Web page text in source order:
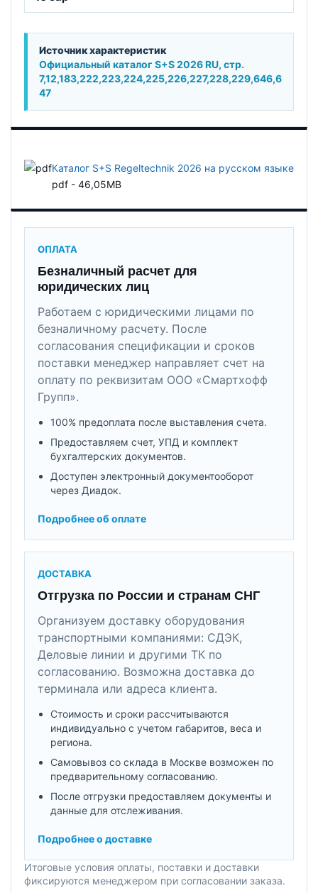
Источник характеристик
Официальный каталог S+S 2026 RU, стр.
7,12,183,222,223,224,225,226,227,228,229,646,6
47
Каталог S+S Regeltechnik 2026 на русском языке
pdf - 46,05MB
ОПЛАТА
Безналичный расчет для
юридических лиц
Работаем с юридическими лицами по
безналичному расчету. После
согласования спецификации и сроков
поставки менеджер направляет счет на
оплату по реквизитам ООО «Смартхофф
Групп».
100% предоплата после выставления счета.
Предоставляем счет, УПД и комплект
бухгалтерских документов.
Доступен электронный документооборот
через Диадок.
Подробнее об оплате
ДОСТАВКА
Отгрузка по России и странам СНГ
Организуем доставку оборудования
транспортными компаниями: СДЭК,
Деловые линии и другими ТК по
согласованию. Возможна доставка до
терминала или адреса клиента.
Стоимость и сроки рассчитываются
индивидуально с учетом габаритов, веса и
региона.
Самовывоз со склада в Москве возможен по
предварительному согласованию.
После отгрузки предоставляем документы и
данные для отслеживания.
Подробнее о доставке
Итоговые условия оплаты, поставки и доставки
фиксируются менеджером при согласовании заказа.